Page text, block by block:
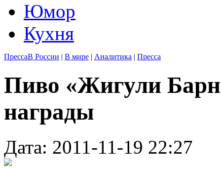
Юмор
Кухня
ПрессаВ России | В мире | Аналитика | Пресса
Пиво «Жигули
награды
Дата: 2011-11-19 22:27